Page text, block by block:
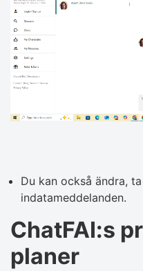
Du kan också ändra,
indatameddelanden.
ChatFAI:s
planer